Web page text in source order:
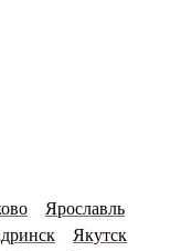
Ярославль
Якутск